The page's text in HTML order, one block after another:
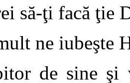
să-ţi facă ţie
ne iubeşte
de sine şi